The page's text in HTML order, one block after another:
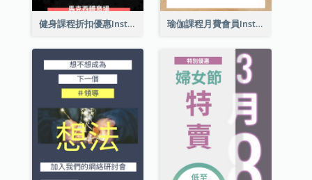
健身課程折扣優惠Instagram限時動態 瑜伽課程月費會員Instagram帖子